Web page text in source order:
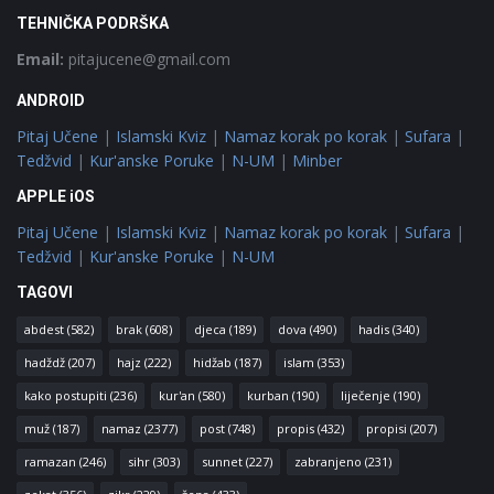
TEHNIČKA PODRŠKA
Email: pitajucene@gmail.com
ANDROID
Pitaj Učene | Islamski Kviz | Namaz korak po korak | Sufara |
Tedžvid | Kur'anske Poruke | N-UM | Minber
APPLE iOS
Pitaj Učene | Islamski Kviz | Namaz korak po korak | Sufara |
Tedžvid | Kur'anske Poruke | N-UM
TAGOVI
abdest (582) brak (608) djeca (189) dova (490) hadis (340)
hadždž (207) hajz (222) hidžab (187) islam (353)
kako postupiti (236) kur'an (580) kurban (190) liječenje (190)
muž (187) namaz (2377) post (748) propis (432) propisi (207)
ramazan (246) sihr (303) sunnet (227) zabranjeno (231)